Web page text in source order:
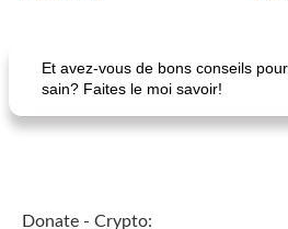
Et avez-vous de bons conseils
sain? Faites le moi savoir!
Donate - Crypto: